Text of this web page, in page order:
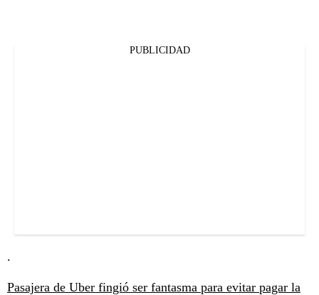
PUBLICIDAD
.
Pasajera de Uber fingió ser fantasma para evitar pagar la